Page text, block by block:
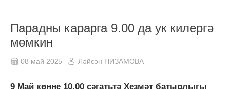
Парадны карарга 9.00 да ук килергә
мөмкин
08 май 2025 Ләйсән НИЗАМОВА
9 Май көнне 10.00 сәгатьтә Хезмәт батырлыгы